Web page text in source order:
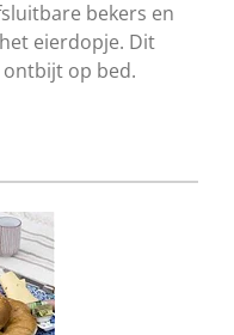
bekers en
eierdopje. Dit
op bed.